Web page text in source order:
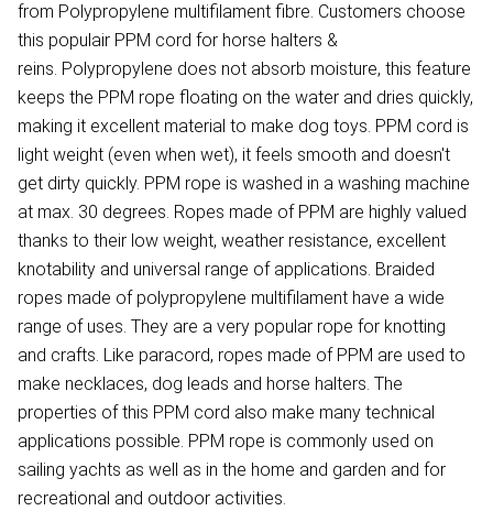
from Polypropylene multifilament fibre. Customers choose
this populair PPM cord for horse halters &
reins. Polypropylene does not absorb moisture, this feature
keeps the PPM rope floating on the water and dries quickly,
making it excellent material to make dog toys. PPM cord is
light weight (even when wet), it feels smooth and doesn't
get dirty quickly. PPM rope is washed in a washing machine
at max. 30 degrees. Ropes made of PPM are highly valued
thanks to their low weight, weather resistance, excellent
knotability and universal range of applications. Braided
ropes made of polypropylene multifilament have a wide
range of uses. They are a very popular rope for knotting
and crafts. Like paracord, ropes made of PPM are used to
make necklaces, dog leads and horse halters. The
properties of this PPM cord also make many technical
applications possible. PPM rope is commonly used on
sailing yachts as well as in the home and garden and for
recreational and outdoor activities.